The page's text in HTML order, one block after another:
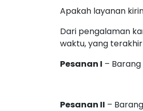
Apakah layanan
Dari pengalaman
waktu, yang
Pesanan I – Barang
Pesanan II –